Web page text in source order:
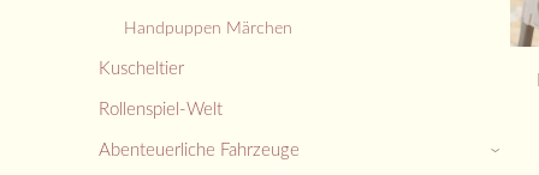
Handpuppen Märchen
Kuscheltier
Rollenspiel-Welt
Abenteuerliche Fahrzeuge
›